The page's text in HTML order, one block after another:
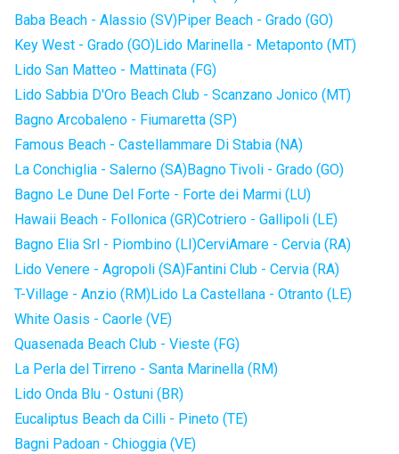
Baba Beach - Alassio (SV)Piper Beach - Grado (GO)
Key West - Grado (GO)Lido Marinella - Metaponto (MT)
Lido San Matteo - Mattinata (FG)
Lido Sabbia D'Oro Beach Club - Scanzano Jonico (MT)
Bagno Arcobaleno - Fiumaretta (SP)
Famous Beach - Castellammare Di Stabia (NA)
La Conchiglia - Salerno (SA)Bagno Tivoli - Grado (GO)
Bagno Le Dune Del Forte - Forte dei Marmi (LU)
Hawaii Beach - Follonica (GR)Cotriero - Gallipoli (LE)
Bagno Elia Srl - Piombino (LI)CerviAmare - Cervia (RA)
Lido Venere - Agropoli (SA)Fantini Club - Cervia (RA)
T-Village - Anzio (RM)Lido La Castellana - Otranto (LE)
White Oasis - Caorle (VE)
Quasenada Beach Club - Vieste (FG)
La Perla del Tirreno - Santa Marinella (RM)
Lido Onda Blu - Ostuni (BR)
Eucaliptus Beach da Cilli - Pineto (TE)
Bagni Padoan - Chioggia (VE)